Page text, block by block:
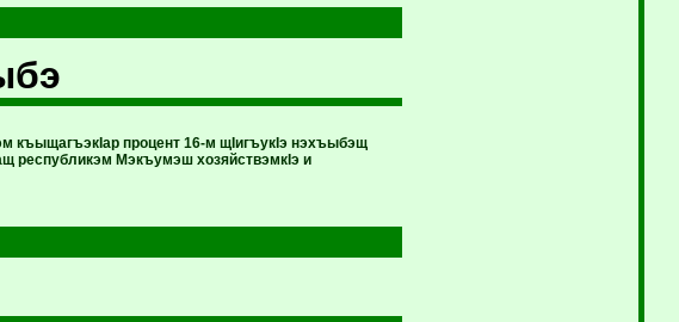
процент 16-м щIигъукIэ нэхъыбэщ
республикэм Мэкъумэш хозяйствэмкIэ и